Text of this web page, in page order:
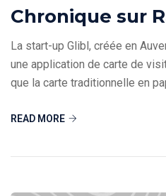
Chronique sur
La start-up Glibl, créée en
une application de carte de
que la carte traditionnelle en
READ MORE